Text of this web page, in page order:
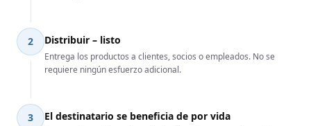
2 Distribuir – listo
Entrega los productos a clientes, socios o empleados. No se
requiere ningún esfuerzo adicional.
3 El destinatario se beneficia de por vida